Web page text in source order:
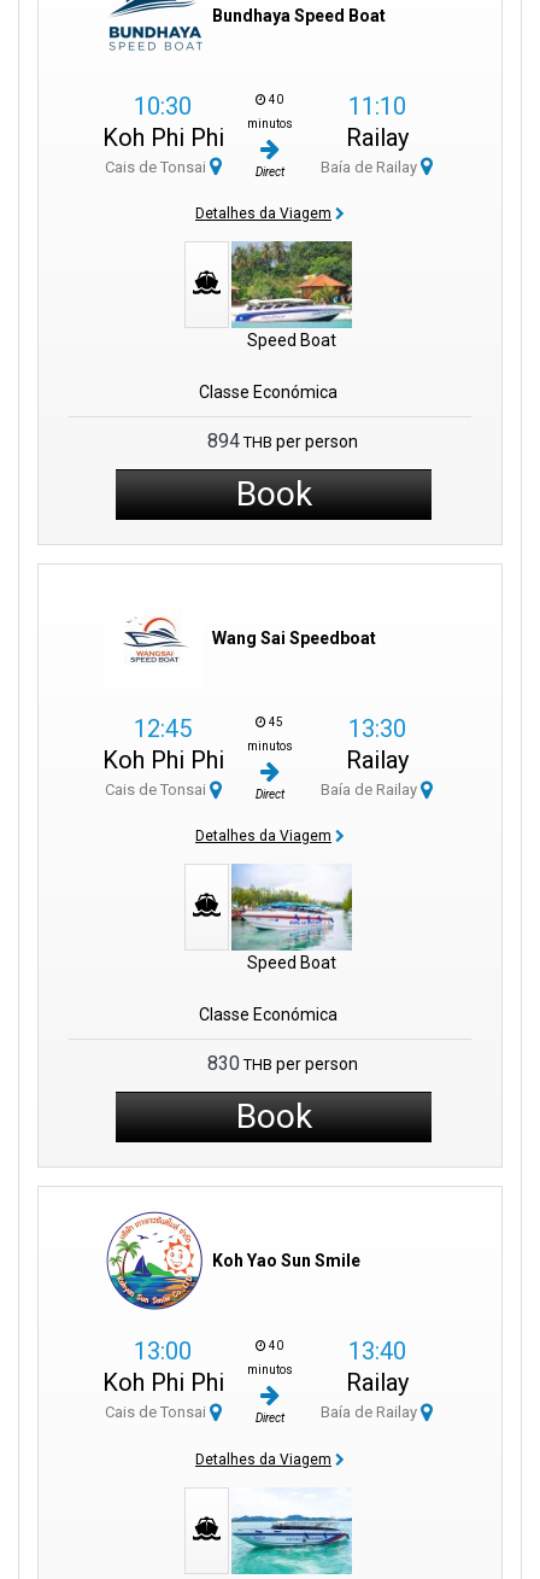
Bundhaya Speed Boat
10:30
Koh Phi Phi
Cais de Tonsai
40
minutos
Direct
11:10
Railay
Baía de Railay
Detalhes da Viagem
Speed Boat
Classe Económica
894 THB per person
Book
Wang Sai Speedboat
12:45
Koh Phi Phi
Cais de Tonsai
45
minutos
Direct
13:30
Railay
Baía de Railay
Detalhes da Viagem
Speed Boat
Classe Económica
830 THB per person
Book
Koh Yao Sun Smile
13:00
Koh Phi Phi
Cais de Tonsai
40
minutos
Direct
13:40
Railay
Baía de Railay
Detalhes da Viagem